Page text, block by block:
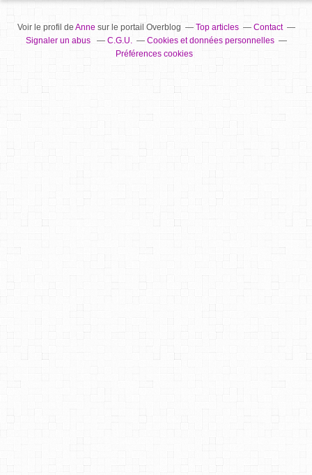
Voir le profil de Annesur le portail Overblog Top articles
Contact
Signaler un abus
C.G.U.
Cookies et données personnelles
Préférences cookies